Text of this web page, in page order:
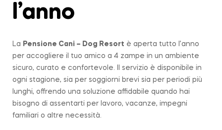
l’anno
La Pensione Cani – Dog Resort è aperta tutto l’anno
per accogliere il tuo amico a 4 zampe in un ambiente
sicuro, curato e confortevole. Il servizio è disponibile in
ogni stagione, sia per soggiorni brevi sia per periodi più
lunghi, offrendo una soluzione affidabile quando hai
bisogno di assentarti per lavoro, vacanze, impegni
familiari o altre necessità.